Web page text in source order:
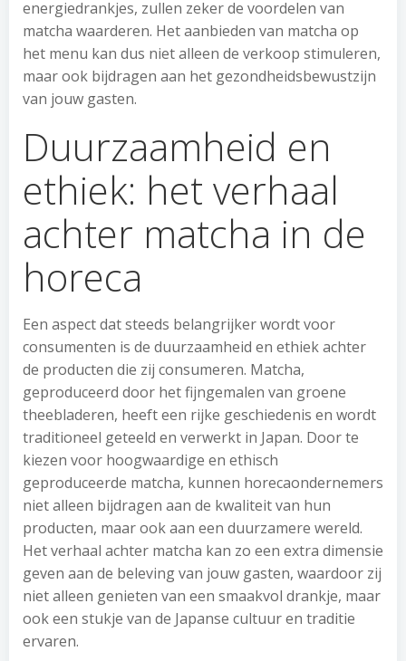
energiedrankjes, zullen zeker de voordelen van
matcha waarderen. Het aanbieden van matcha op
het menu kan dus niet alleen de verkoop stimuleren,
maar ook bijdragen aan het gezondheidsbewustzijn
van jouw gasten.
Duurzaamheid en
ethiek: het verhaal
achter matcha in de
horeca
Een aspect dat steeds belangrijker wordt voor
consumenten is de duurzaamheid en ethiek achter
de producten die zij consumeren. Matcha,
geproduceerd door het fijngemalen van groene
theebladeren, heeft een rijke geschiedenis en wordt
traditioneel geteeld en verwerkt in Japan. Door te
kiezen voor hoogwaardige en ethisch
geproduceerde matcha, kunnen horecaondernemers
niet alleen bijdragen aan de kwaliteit van hun
producten, maar ook aan een duurzamere wereld.
Het verhaal achter matcha kan zo een extra dimensie
geven aan de beleving van jouw gasten, waardoor zij
niet alleen genieten van een smaakvol drankje, maar
ook een stukje van de Japanse cultuur en traditie
ervaren.